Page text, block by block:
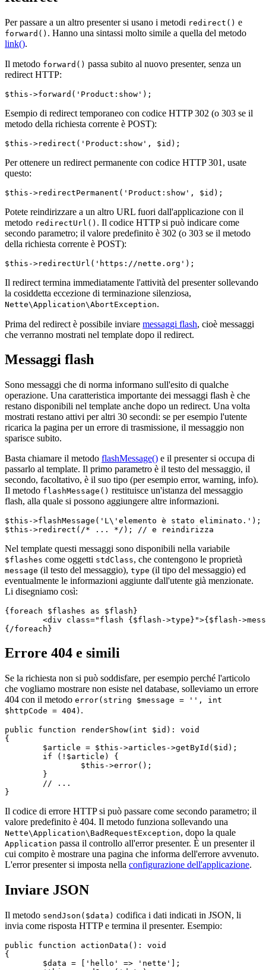
Per passare a un altro presenter si usano i metodi redirect() e
forward() . Hanno una sintassi molto simile a quella del metodo
link().
Il metodo forward() passa subito al nuovo presenter, senza un
redirect HTTP:
Esempio di redirect temporaneo con codice HTTP 302 (o 303 se il
metodo della richiesta corrente è POST):
Per ottenere un redirect permanente con codice HTTP 301, usate
questo:
Potete reindirizzare a un altro URL fuori dall'applicazione con il
metodo redirectUrl() . Il codice HTTP si può indicare come
secondo parametro; il valore predefinito è 302 (o 303 se il metodo
della richiesta corrente è POST):
Il redirect termina immediatamente l'attività del presenter sollevando
la cosiddetta eccezione di terminazione silenziosa,
Nette\Application\AbortException.
Prima del redirect è possibile inviare messaggi flash, cioè messaggi
che verranno mostrati nel template dopo il redirect.
Messaggi flash
Sono messaggi che di norma informano sull'esito di qualche
operazione. Una caratteristica importante dei messaggi flash è che
restano disponibili nel template anche dopo un redirect. Una volta
mostrati restano attivi per altri 30 secondi: se per esempio l'utente
ricarica la pagina per un errore di trasmissione, il messaggio non
sparisce subito.
Basta chiamare il metodo flashMessage() e il presenter si occupa di
passarlo al template. Il primo parametro è il testo del messaggio, il
secondo, facoltativo, è il suo tipo (per esempio error, warning, info).
Il metodo flashMessage() restituisce un'istanza del messaggio
flash, alla quale si possono aggiungere altre informazioni.
$this->flashMessage('L\'elemento è stato eliminato.');
Nel template questi messaggi sono disponibili nella variabile
$flashes come oggetti stdClass, che contengono le proprietà
message (il testo del messaggio), type (il tipo del messaggio) ed
eventualmente le informazioni aggiunte dall'utente già menzionate.
Li disegniamo così:
{foreach $flashes as $flash}
Errore 404 e simili
Se la richiesta non si può soddisfare, per esempio perché l'articolo
che vogliamo mostrare non esiste nel database, solleviamo un errore
404 con il metodo error(string $message = '', int
$httpCode = 404) .
public function renderShow(int $id): void
{
Il codice di errore HTTP si può passare come secondo parametro; il
valore predefinito è 404. Il metodo funziona sollevando una
Nette\Application\BadRequestException, dopo la quale
Application passa il controllo all'error presenter. È un presenter il
cui compito è mostrare una pagina che informa dell'errore avvenuto.
L'error presenter si imposta nella configurazione dell'applicazione.
Inviare JSON
Il metodo sendJson($data) codifica i dati indicati in JSON, li
invia come risposta HTTP e termina il presenter. Esempio:
public function actionData(): void
{